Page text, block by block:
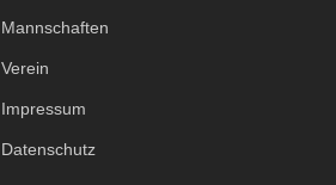
Mannschaften
Verein
Impressum
Datenschutz